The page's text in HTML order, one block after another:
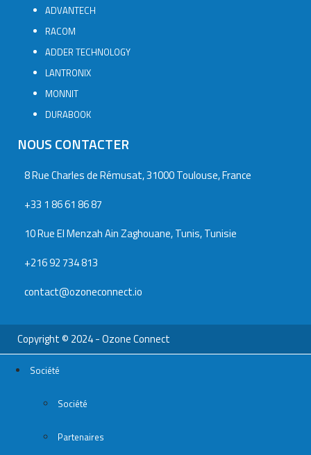
ADVANTECH
RACOM
ADDER TECHNOLOGY
LANTRONIX
MONNIT
DURABOOK
NOUS CONTACTER
8 Rue Charles de Rémusat, 31000 Toulouse, France
+33 1 86 61 86 87
10 Rue El Menzah Ain Zaghouane, Tunis, Tunisie
+216 92 734 813
contact@ozoneconnect.io
Copyright © 2024 - Ozone Connect
Société
Société
Partenaires